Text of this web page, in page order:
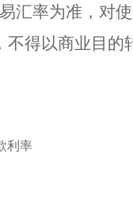
汇率为准，对
不得以商业目
利率